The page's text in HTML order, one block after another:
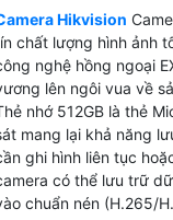
sản phẩm
lắp camera
đặt.
CAMERA HIKVISION
Camera hikvision
Hikvision
chất lượng hình ảnh
nghệ hồng ngoại
lên ngôi vua về
nhớ 512GB là thẻ
mang lại khả năng
ghi hình liên tục
có thể lưu trữ
chuẩn nén (H.265/